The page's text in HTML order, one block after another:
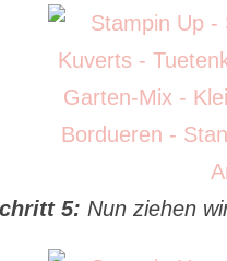
5: Nun ziehen